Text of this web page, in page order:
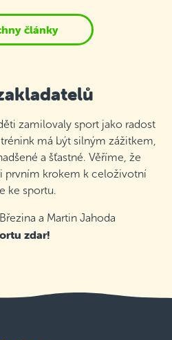
články
zamilovaly sport jako radost
má být silným zážitkem,
a šťastné. Věříme, že
prvním krokem k celoživotní
ke sportu.
a Martin Jahoda
zdar!